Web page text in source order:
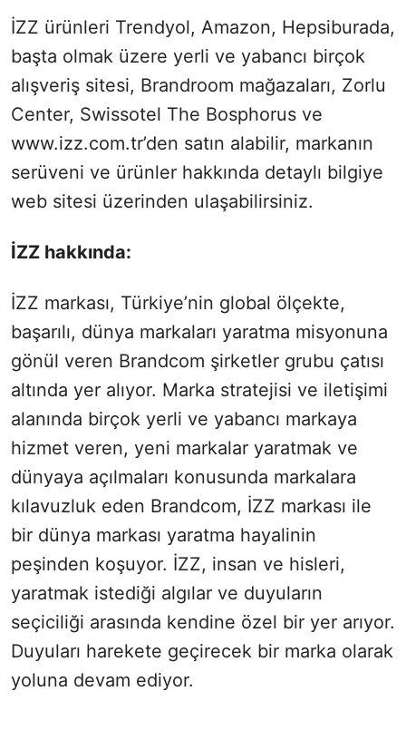
İZZ ürünleri Trendyol, Amazon, Hepsiburada,
başta olmak üzere yerli ve yabancı birçok
alışveriş sitesi, Brandroom mağazaları, Zorlu
Center, Swissotel The Bosphorus ve
www.izz.com.tr’den satın alabilir, markanın
serüveni ve ürünler hakkında detaylı bilgiye
web sitesi üzerinden ulaşabilirsiniz.
İZZ hakkında:
İZZ markası, Türkiye’nin global ölçekte,
başarılı, dünya markaları yaratma misyonuna
gönül veren Brandcom şirketler grubu çatısı
altında yer alıyor. Marka stratejisi ve iletişimi
alanında birçok yerli ve yabancı markaya
hizmet veren, yeni markalar yaratmak ve
dünyaya açılmaları konusunda markalara
kılavuzluk eden Brandcom, İZZ markası ile
bir dünya markası yaratma hayalinin
peşinden koşuyor. İZZ, insan ve hisleri,
yaratmak istediği algılar ve duyuların
seçiciliği arasında kendine özel bir yer arıyor.
Duyuları harekete geçirecek bir marka olarak
yoluna devam ediyor.